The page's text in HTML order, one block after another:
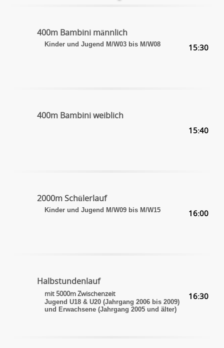
400m Bambini männlich
Kinder und Jugend M/W03 bis M/W08 15:30
400m Bambini weiblich
15:40
2000m Schülerlauf
Kinder und Jugend M/W09 bis M/W15 16:00
Halbstundenlauf
mit 5000m Zwischenzeit
Jugend U18 & U20 (Jahrgang 2006 bis 2009)
und Erwachsene (Jahrgang 2005 und älter)
16:30